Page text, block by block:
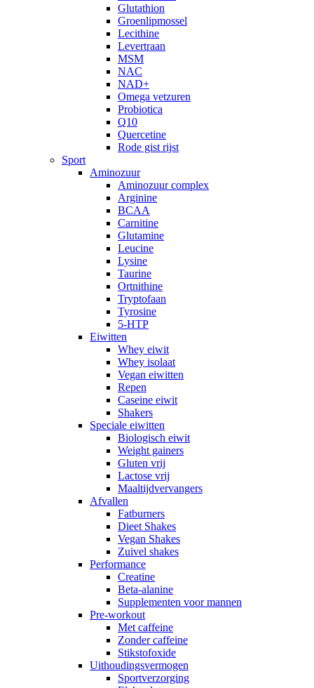
Glutathion
Groenlipmossel
Lecithine
Levertraan
MSM
NAC
NAD+
Omega vetzuren
Probiotica
Q10
Quercetine
Rode gist rijst
Sport
Aminozuur
Aminozuur complex
Arginine
BCAA
Carnitine
Glutamine
Leucine
Lysine
Taurine
Ortnithine
Tryptofaan
Tyrosine
5-HTP
Eiwitten
Whey eiwit
Whey isolaat
Vegan eiwitten
Repen
Caseine eiwit
Shakers
Speciale eiwitten
Biologisch eiwit
Weight gainers
Gluten vrij
Lactose vrij
Maaltijdvervangers
Afvallen
Fatburners
Dieet Shakes
Vegan Shakes
Zuivel shakes
Performance
Creatine
Beta-alanine
Supplementen voor mannen
Pre-workout
Met caffeine
Zonder caffeine
Stikstofoxide
Uithoudingsvermogen
Sportverzorging